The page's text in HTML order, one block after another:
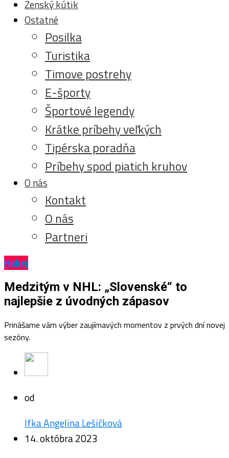
Ženský kútik
Ostatné
Posilka
Turistika
Timove postrehy
E-športy
Športové legendy
Krátke príbehy veľkých
Tipérska poradňa
Príbehy spod piatich kruhov
O nás
Kontakt
O nás
Partneri
Hokej
Medzitým v NHL: „Slovenské“ to
najlepšie z úvodných zápasov
Prinášame vám výber zaujímavých momentov z prvých dní novej
sezóny.
od
Ifka Angelina Lešičková
14. októbra 2023